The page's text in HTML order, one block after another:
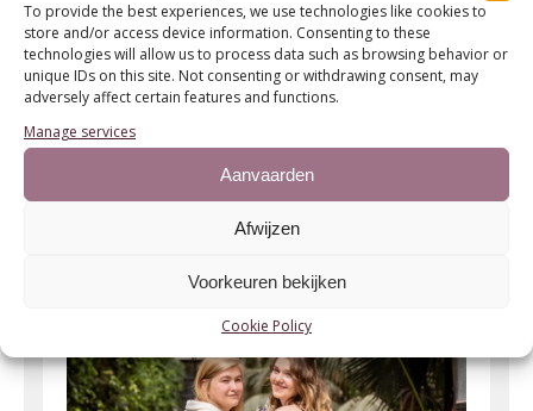
To provide the best experiences, we use technologies like cookies to
store and/or access device information. Consenting to these
technologies will allow us to process data such as browsing behavior or
unique IDs on this site. Not consenting or withdrawing consent, may
adversely affect certain features and functions.
Manage services
Aanvaarden
Afwijzen
Voorkeuren bekijken
Cookie Policy